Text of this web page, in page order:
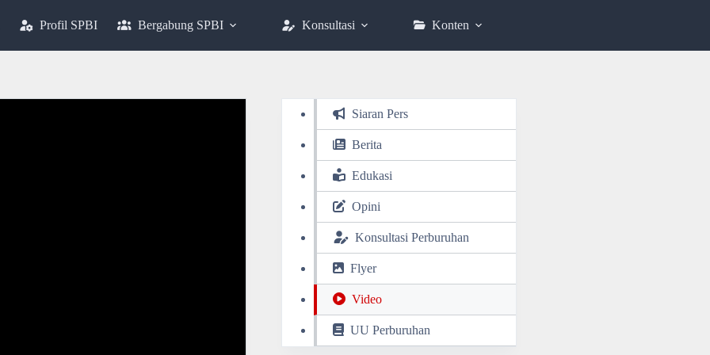
Profil SPBI Bergabung SPBI Konsultasi Konten
Siaran Pers
Berita
Edukasi
Opini
Konsultasi Perburuhan
Flyer
Video
UU Perburuhan